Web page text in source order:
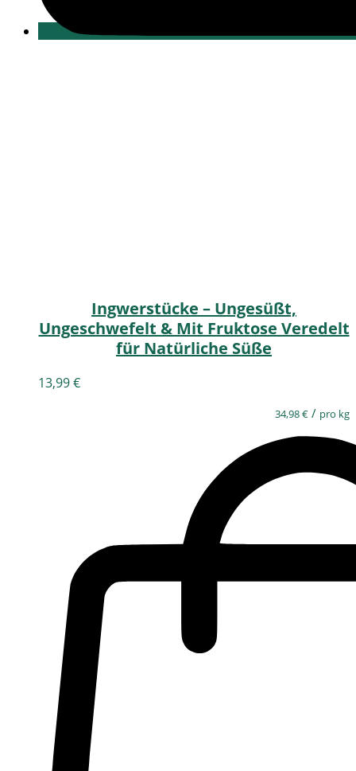
Ingwerstücke – Ungesüßt,
Ungeschwefelt & Mit Fruktose Veredelt
für Natürliche Süße
13,99€
34,98€ / pro kg